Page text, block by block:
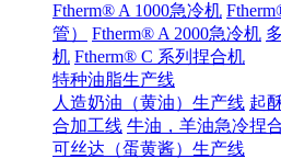
Ftherm® A 1000急冷机
管）
Ftherm® A 2000急冷机
机 Ftherm® C 系列捏合机
特种油脂生产线
人造奶油（黄油）生产线 起
合加工线 牛油，羊油急冷捏
可丝达（蛋黄酱）生产线